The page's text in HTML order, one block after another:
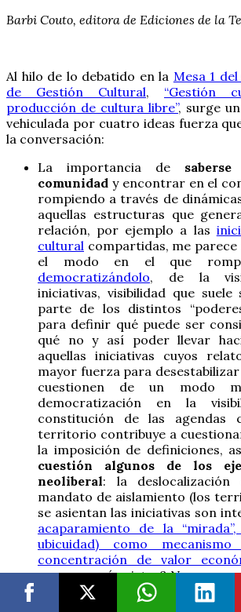
Barbi Couto, editora de Ediciones de la
Al hilo de lo debatido en la Mesa 1
de Gestión Cultural, “Gestión
producción de cultura libre”, surge
vehiculada por cuatro ideas fuerza
la conversación:
La importancia de
comunidad y encontrar en el
rompiendo a través de
aquellas estructuras que
relación, por ejemplo a las
cultural compartidas, me parece
el modo en el que
democratizándolo, de la
iniciativas, visibilidad que
parte de los distintos
para definir qué puede ser
qué no y así poder llevar
aquellas iniciativas cuyos
mayor fuerza para
cuestionen de un modo
democratización en la
constitución de las agendas
territorio contribuye a
la imposición de definiciones,
cuestión algunos de los
neoliberal: la deslocalización
mandato de aislamiento (los
se asientan las iniciativas son
acaparamiento de la
ubicuidad) como
concentración de valor
para ser más vistos? No,
miradas de ida y vuelta horizontal.